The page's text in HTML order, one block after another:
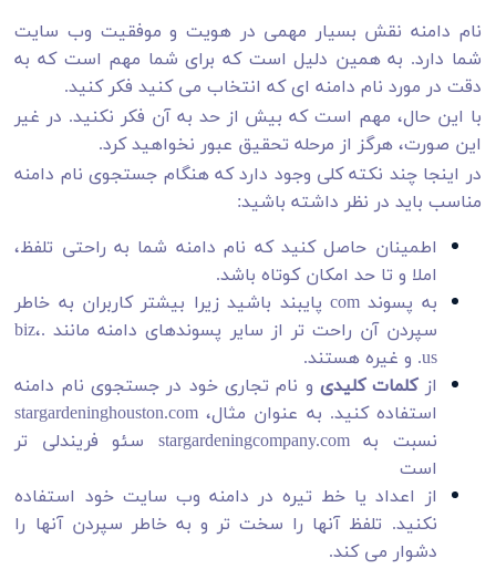
نام دامنه نقش بسیار مهمی در هویت و موفقیت وب سایت
شما دارد. به همین دلیل است که برای شما مهم است که به
دقت در مورد نام دامنه ای که انتخاب می کنید فکر کنید.
با این حال، مهم است که بیش از حد به آن فکر نکنید. در غیر
این صورت، هرگز از مرحله تحقیق عبور نخواهید کرد.
در اینجا چند نکته کلی وجود دارد که هنگام جستجوی نام دامنه
مناسب باید در نظر داشته باشید:
اطمینان حاصل کنید که نام دامنه شما به راحتی تلفظ،
املا و تا حد امکان کوتاه باشد.
به پسوند com پایبند باشید زیرا بیشتر کاربران به خاطر
سپردن آن راحت تر از سایر پسوندهای دامنه مانند .biz،
.us و غیره هستند.
ازکلمات کلیدی و نام تجاری خود در جستجوی نام دامنه
استفاده کنید. به عنوان مثال، stargardeninghouston.com
نسبت به stargardeningcompany.com سئو فریندلی تر
است
از اعداد یا خط تیره در دامنه وب سایت خود استفاده
نکنید. تلفظ آنها را سخت تر و به خاطر سپردن آنها را
دشوار می کند.